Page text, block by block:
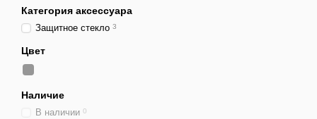
Категория аксессуара
Защитное стекло 3
Цвет
Наличие
В наличии 0